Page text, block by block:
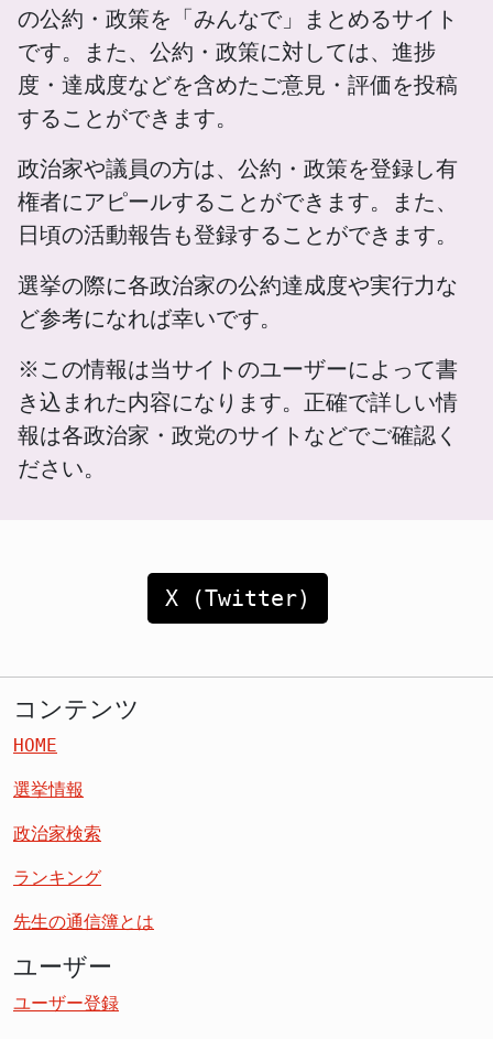
の公約・政策を「みんなで」まとめるサイト
です。また、公約・政策に対しては、進捗
度・達成度などを含めたご意見・評価を投稿
することができます。
政治家や議員の方は、公約・政策を登録し有
権者にアピールすることができます。また、
日頃の活動報告も登録することができます。
選挙の際に各政治家の公約達成度や実行力な
ど参考になれば幸いです。
※この情報は当サイトのユーザーによって書
き込まれた内容になります。正確で詳しい情
報は各政治家・政党のサイトなどでご確認く
ださい。
X (Twitter)
コンテンツ
HOME
選挙情報
政治家検索
ランキング
先生の通信簿とは
ユーザー
ユーザー登録